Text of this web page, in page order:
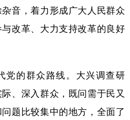
音，着力形成广大人民群众
改革、大力支持改革的良好
的群众路线。大兴调查研
、深入群众，既问需于民又
题比较集中的地方，全面了